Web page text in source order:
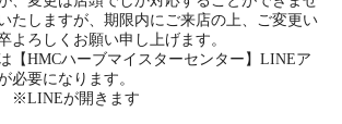
たしますが、期限内にご来店の上、ご変更い
よろしくお願い申し上げます。
【HMCハーブマイスターセンター】LINEア
必要になります。
※LINEが開きます